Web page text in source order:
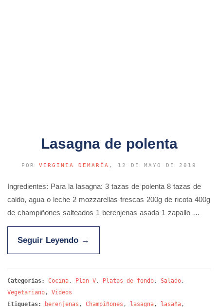
Lasagna de polenta
POR VIRGINIA DEMARÍA , 12 DE MAYO DE 2019
Ingredientes: Para la lasagna: 3 tazas de polenta 8 tazas de
caldo, agua o leche 2 mozzarellas frescas 200g de ricota 400g
de champiñones salteados 1 berenjenas asada 1 zapallo …
Seguir Leyendo →
Categorías: Cocina, Plan V, Platos de fondo, Salado,
Vegetariano, Videos
Etiquetas:
berenjenas , Champiñones , lasagna, lasaña,